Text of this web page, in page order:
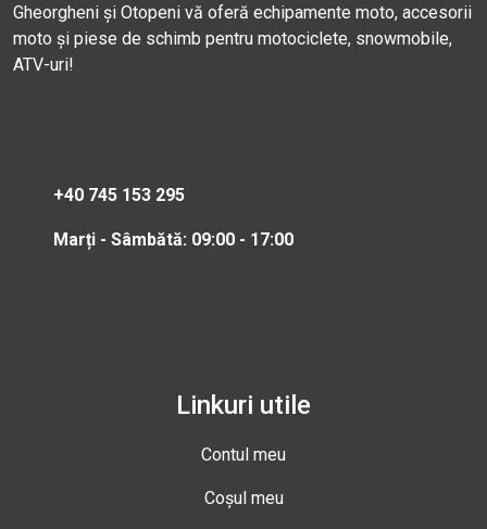
Gheorgheni și Otopeni vă oferă echipamente moto, accesorii
moto și piese de schimb pentru motociclete, snowmobile,
ATV-uri!
+40 745 153 295
Marți - Sâmbătă: 09:00 - 17:00
Linkuri utile
Contul meu
Coșul meu